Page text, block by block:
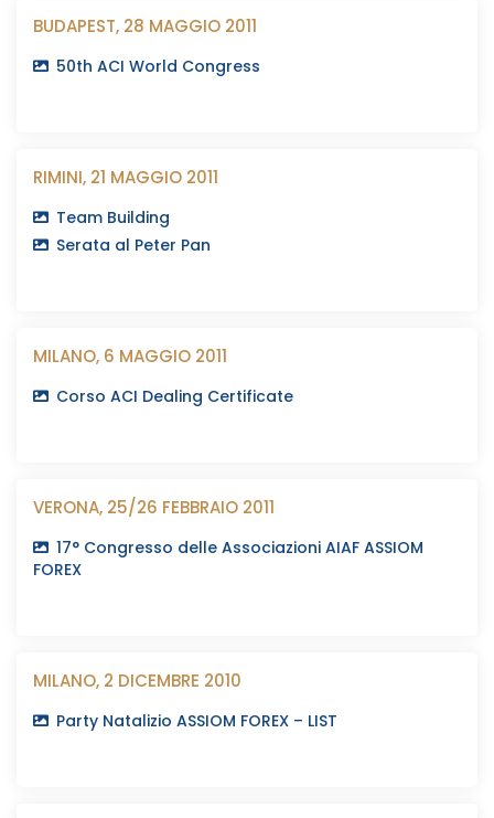
BUDAPEST, 28 MAGGIO 2011
50th ACI World Congress
RIMINI, 21 MAGGIO 2011
Team Building
Serata al Peter Pan
MILANO, 6 MAGGIO 2011
Corso ACI Dealing Certificate
VERONA, 25/26 FEBBRAIO 2011
17° Congresso delle Associazioni AIAF ASSIOM
FOREX
MILANO, 2 DICEMBRE 2010
Party Natalizio ASSIOM FOREX – LIST